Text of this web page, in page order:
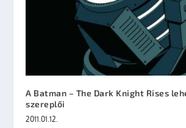
A Batman – The Dark Knight Rises
szereplői
2011.01.12.